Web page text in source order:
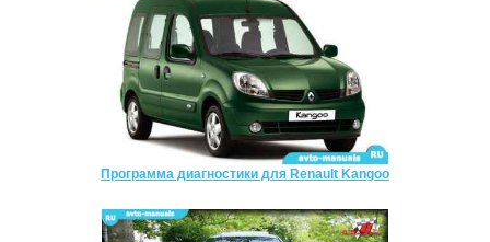
Программа диагностики для Renault Kangoo